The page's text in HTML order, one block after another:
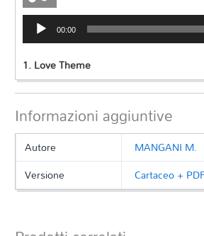
Audio
Player 00:00
1.Love Theme
Informazioni aggiuntive
Autore
MANGANI M.
Versione
Cartaceo + PDF